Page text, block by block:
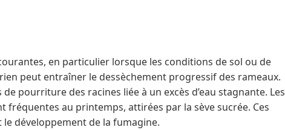
en particulier lorsque les conditions de sol ou de
peut entraîner le dessèchement progressif des rameaux.
pourriture des racines liée à un excès d’eau stagnante. Les
fréquentes au printemps, attirées par la sève sucrée. Ces
développement de la fumagine.